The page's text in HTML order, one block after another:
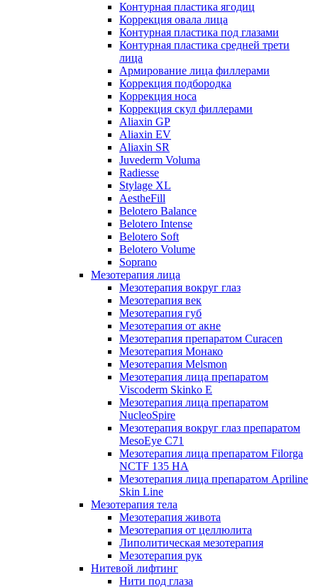
Контурная пластика ягодиц
Коррекция овала лица
Контурная пластика под глазами
Контурная пластика средней трети
лица
Армирование лица филлерами
Коррекция подбородка
Коррекция носа
Коррекция скул филлерами
Aliaxin GP
Aliaxin EV
Aliaxin SR
Juvederm Voluma
Radiesse
Stylage XL
AestheFill
Belotero Balance
Belotero Intense
Belotero Soft
Belotero Volume
Soprano
Мезотерапия лица
Мезотерапия вокруг глаз
Мезотерапия век
Мезотерапия губ
Мезотерапия от акне
Мезотерапия препаратом Curacen
Мезотерапия Монако
Мезотерапия Melsmon
Мезотерапия лица препаратом
Viscoderm Skinko E
Мезотерапия лица препаратом
NucleoSpire
Мезотерапия вокруг глаз препаратом
MesoEye С71
Мезотерапия лица препаратом Filorga
NCTF 135 HA
Мезотерапия лица препаратом Apriline
Skin Line
Мезотерапия тела
Мезотерапия живота
Мезотерапия от целлюлита
Липолитическая мезотерапия
Мезотерапия рук
Нитевой лифтинг
Нити под глаза